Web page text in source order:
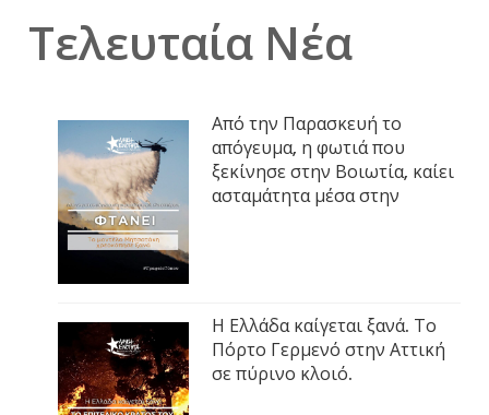
Τελευταία Νέα
Από την Παρασκευή το
απόγευμα, η φωτιά που
ξεκίνησε στην Βοιωτία, καίει
ασταμάτητα μέσα στην
Η Ελλάδα καίγεται ξανά. Το
Πόρτο Γερμενό στην Αττική
σε πύρινο κλοιό.